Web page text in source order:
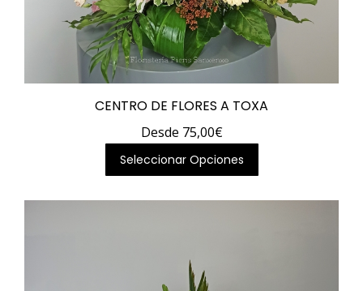
CENTRO DE FLORES A TOXA
Desde 75,00€
Seleccionar Opciones
producto
tiene